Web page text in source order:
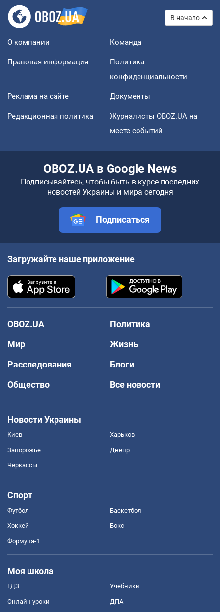
В начало
О компании Команда
Правовая информация
Политика
конфиденциальности
Реклама на сайте Документы
Редакционная политика
Журналисты OBOZ.UA на
месте событий
OBOZ.UA в Google News
Подписывайтесь, чтобы быть в курсе последних
новостей Украины и мира сегодня
Подписаться
Загружайте наше приложение
OBOZ.UA
Политика
Мир
Жизнь
Расследования
Блоги
Общество
Все новости
Новости Украины
Киев Харьков
Запорожье Днепр
Черкассы
Спорт
Футбол Баскетбол
Хоккей Бокс
Формула-1
Моя школа
ГДЗ Учебники
Онлайн уроки ДПА